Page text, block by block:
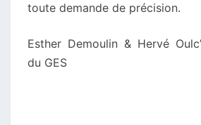
toute demande de précision.
Esther Demoulin & Hervé
du GES